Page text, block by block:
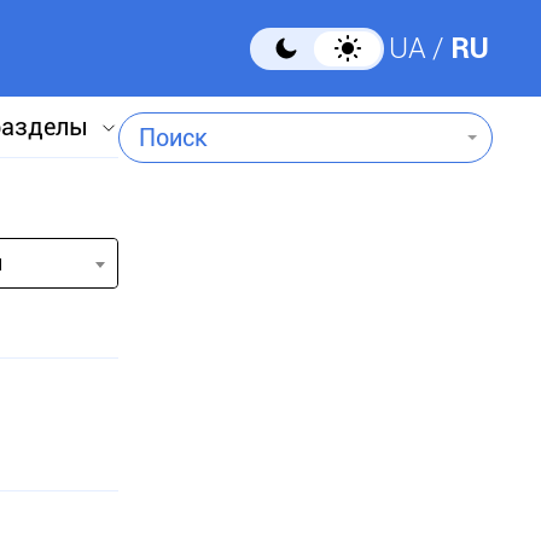
UA RU
Поиск